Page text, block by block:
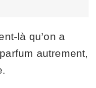
là qu’on a
autrement,